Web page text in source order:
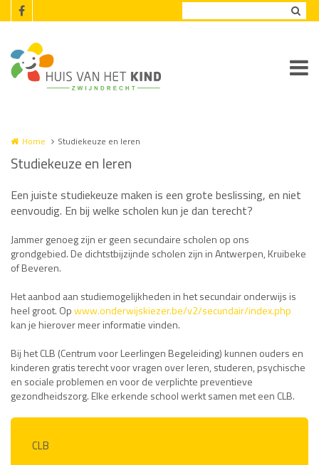
Overslaan en naar de inhoud gaan
Home Studiekeuze en leren
Studiekeuze en leren
Een juiste studiekeuze maken is een grote beslissing, en niet
eenvoudig. En bij welke scholen kun je dan terecht?
Jammer genoeg zijn er geen secundaire scholen op ons
grondgebied. De dichtstbijzijnde scholen zijn in Antwerpen, Kruibeke
of Beveren.
Het aanbod aan studiemogelijkheden in het secundair onderwijs is
heel groot. Opwww.onderwijskiezer.be/v2/secundair/index.php
kan je hierover meer informatie vinden.
Bij het CLB (Centrum voor Leerlingen Begeleiding) kunnen ouders en
kinderen gratis terecht voor vragen over leren, studeren, psychische
en sociale problemen en voor de verplichte preventieve
gezondheidszorg. Elke erkende school werkt samen met een CLB.
CLB